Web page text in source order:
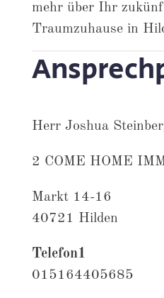
mehr über Ihr
Traumzuhause in
Herr Joshua
2 COME HOME
Markt 14-16
40721 Hilden
Telefon1
015164405685